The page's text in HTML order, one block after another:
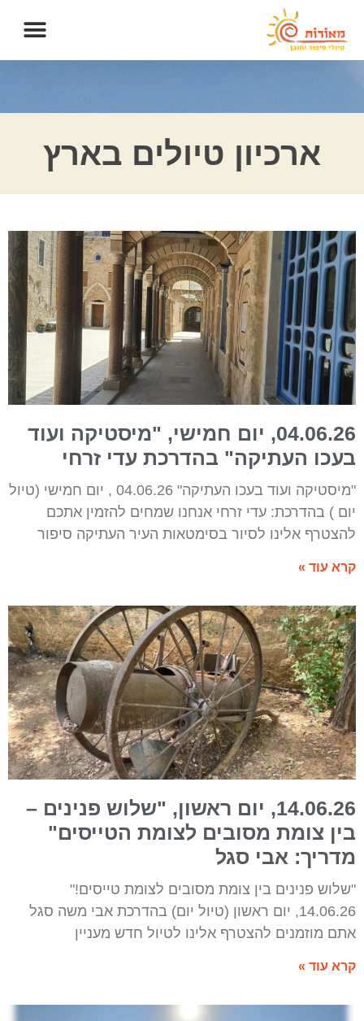
ארכיון טיולים בארץ
04.06.26, יום חמישי, "מיסטיקה ועוד
בעכו העתיקה" בהדרכת עדי זרחי
"מיסטיקה ועוד בעכו העתיקה" 04.06.26 , יום חמישי (טיול
יום ) בהדרכת: עדי זרחי אנחנו שמחים להזמין אתכם
להצטרף אלינו לסיור בסימטאות העיר העתיקה סיפור
קרא עוד »
14.06.26, יום ראשון, "שלוש פנינים –
בין צומת מסובים לצומת הטייסים"
מדריך: אבי סגל
"שלוש פנינים בין צומת מסובים לצומת טייסים!"
14.06.26, יום ראשון (טיול יום) בהדרכת אבי משה סגל
אתם מוזמנים להצטרף אלינו לטיול חדש מעניין
קרא עוד »